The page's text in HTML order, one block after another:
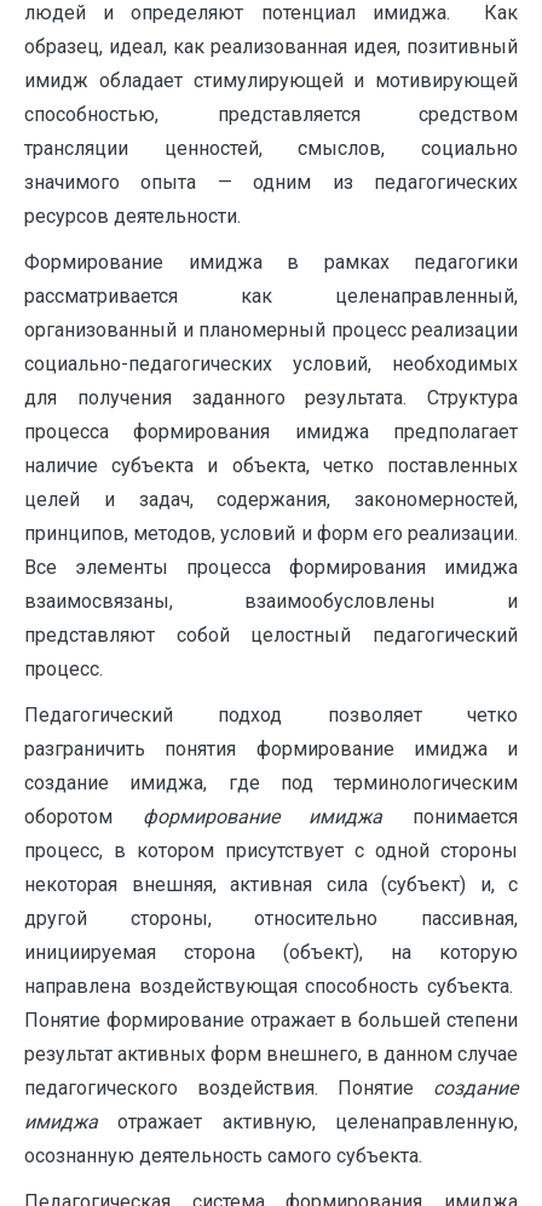
людей и определяют потенциал имиджа. Как
образец, идеал, как реализованная идея, позитивный
имидж обладает стимулирующей и мотивирующей
способностью, представляется средством
трансляции ценностей, смыслов, социально
значимого опыта — одним из педагогических
ресурсов деятельности.
Формирование имиджа в рамках педагогики
рассматривается как целенаправленный,
организованный и планомерный процесс реализации
социально-педагогических условий, необходимых
для получения заданного результата. Структура
процесса формирования имиджа предполагает
наличие субъекта и объекта, четко поставленных
целей и задач, содержания, закономерностей,
принципов, методов, условий и форм его реализации.
Все элементы процесса формирования имиджа
взаимосвязаны, взаимообусловлены и
представляют собой целостный педагогический
процесс.
Педагогический подход позволяет четко
разграничить понятия формирование имиджа и
создание имиджа, где под терминологическим
оборотом формирование имиджа понимается
процесс, в котором присутствует с одной стороны
некоторая внешняя, активная сила (субъект) и, с
другой стороны, относительно пассивная,
инициируемая сторона (объект), на которую
направлена воздействующая способность субъекта.
Понятие формирование отражает в большей степени
результат активных форм внешнего, в данном случае
педагогического воздействия. Понятие создание
имиджаотражает активную, целенаправленную,
осознанную деятельность самого субъекта.